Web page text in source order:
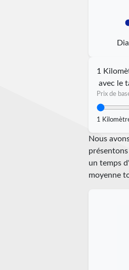
1
avec le
Prix de
1
Nous
un temps
moyenne